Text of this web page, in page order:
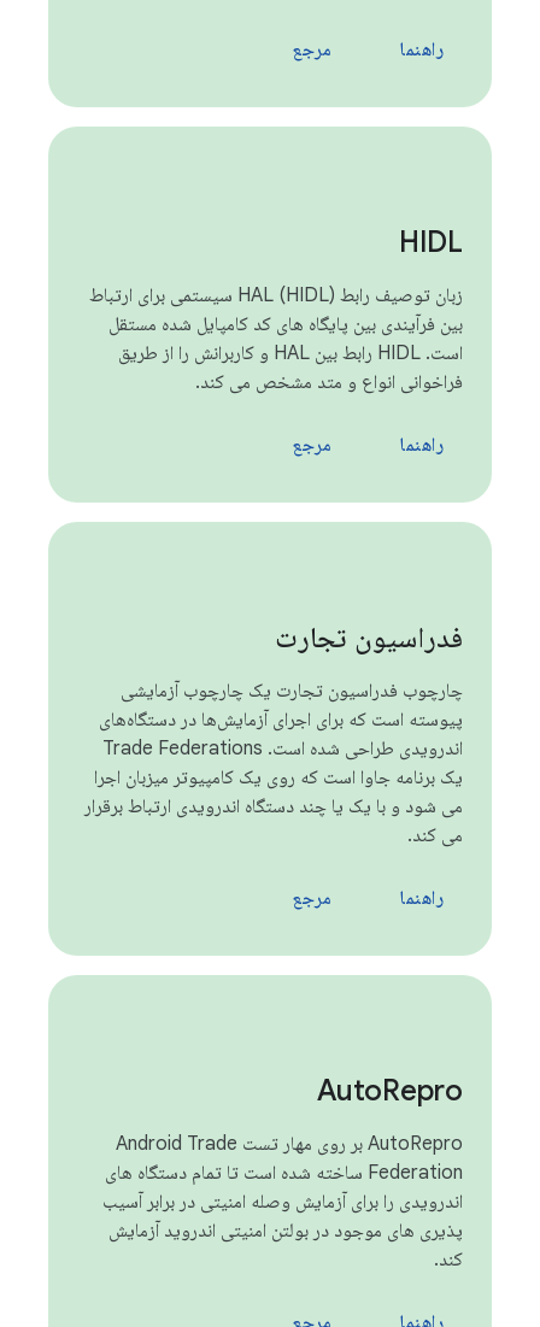
راهنما مرجع
HIDL
زبان توصیف رابط HAL (HIDL) سیستمی برای ارتباط
بین فرآیندی بین پایگاه های کد کامپایل شده مستقل
است. HIDL رابط بین HAL و کاربرانش را از طریق
فراخوانی انواع و متد مشخص می کند.
راهنما مرجع
فدراسیون تجارت
چارچوب فدراسیون تجارت یک چارچوب آزمایشی
پیوسته است که برای اجرای آزمایش‌ها در دستگاه‌های
اندرویدی طراحی شده است. Trade Federations
یک برنامه جاوا است که روی یک کامپیوتر میزبان اجرا
می شود و با یک یا چند دستگاه اندرویدی ارتباط برقرار
می کند.
راهنما مرجع
AutoRepro
AutoRepro بر روی مهار تست Android Trade
Federation ساخته شده است تا تمام دستگاه های
اندرویدی را برای آزمایش وصله امنیتی در برابر آسیب
پذیری های موجود در بولتن امنیتی اندروید آزمایش
کند.
راهنما مرجع